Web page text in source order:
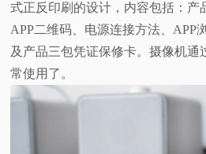
式正反印刷的设计，内容包括：产
APP二维码、电源连接方法、APP
及产品三包凭证保修卡。摄像机通
常使用了。